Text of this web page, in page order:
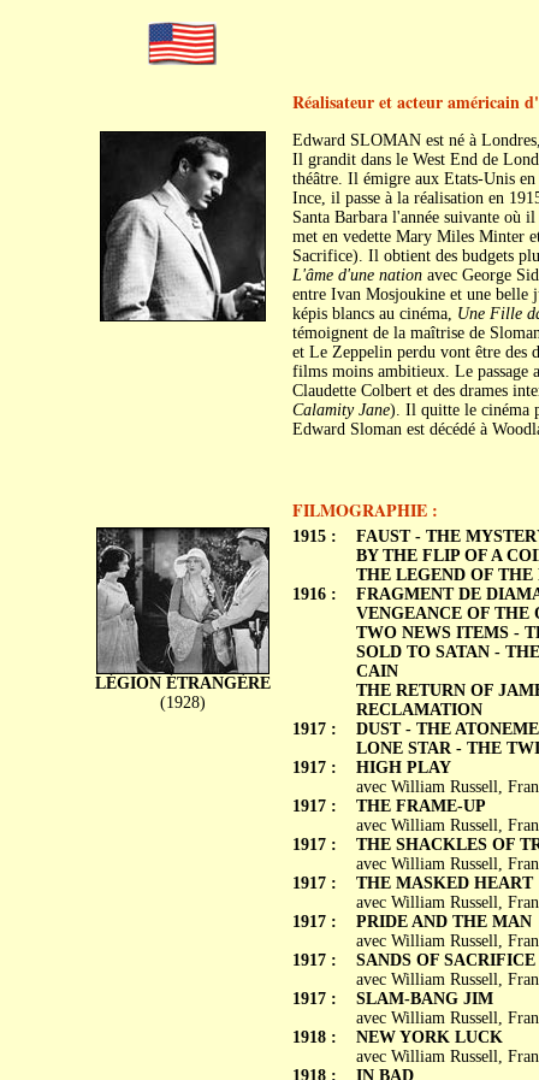
Réalisateur et acteur américain
Edward SLOMAN est né à
Il grandit dans le West End de
théâtre. Il émigre aux Etats-Unis
Ince, il passe à la réalisation en
Santa Barbara l'année suivante où
met en vedette Mary Miles Minter
Sacrifice). Il obtient des budgets
L'âme d'une nationavec George
entre Ivan Mosjoukine et une
képis blancs au cinéma, Une Fille
témoignent de la maîtrise de
et Le Zeppelin perdu vont être des
films moins ambitieux. Le passage
Claudette Colbert et des drames
Calamity Jane). Il quitte le cinéma
Edward Sloman est décédé à
FILMOGRAPHIE :
LÉGION ÉTRANGÈRE
(1928)
1915 :
1916 :
1917 :
1917 :
1917 :
1917 :
1917 :
1917 :
1917 :
1917 :
1918 :
1918 :
FAUST - THE
BY THE FLIP OF A
THE LEGEND OF THE
FRAGMENT DE
VENGEANCE OF THE
TWO NEWS ITEMS -
SOLD TO SATAN -
CAIN
THE RETURN OF
RECLAMATION
DUST - THE
LONE STAR - THE
HIGH PLAY
avec William Russell,
THE FRAME-UP
avec William Russell,
THE SHACKLES OF
avec William Russell,
THE MASKED HEART
avec William Russell,
PRIDE AND THE MAN
avec William Russell,
SANDS OF SACRIFICE
avec William Russell,
SLAM-BANG JIM
avec William Russell,
NEW YORK LUCK
avec William Russell,
IN BAD